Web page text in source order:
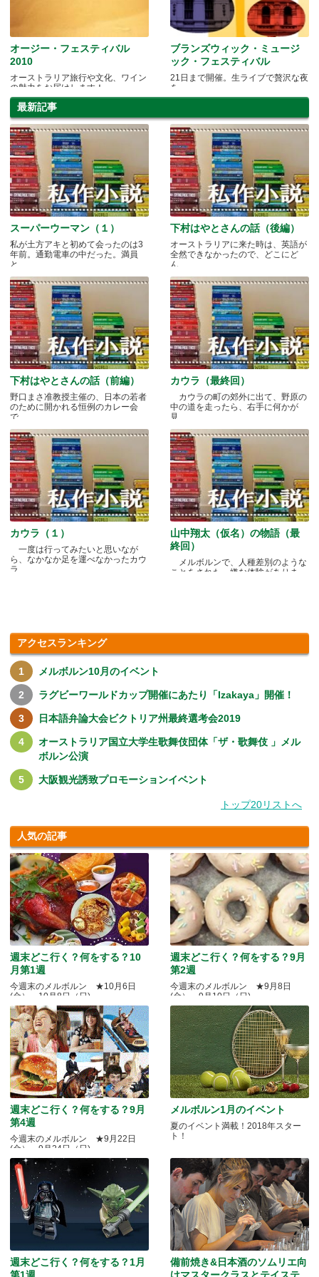
オージー・フェスティバル
2010
オーストラリア旅行や文化、ワイン
の魅力をお届けします！
ブランズウィック・ミュージ
ック・フェスティバル
21日まで開催。生ライブで贅沢な夜
を
最新記事
スーパーウーマン（１）
私が土方アキと初めて会ったのは3
年前。通勤電車の中だった。満員
と.....
下村はやとさんの話（後編）
オーストラリアに来た時は、英語が
全然できなかったので、どこにど
ん.....
下村はやとさんの話（前編）
野口まさ准教授主催の、日本の若者
のために開かれる恒例のカレー会
で.....
カウラ（最終回）
カウラの町の郊外に出て、野原の
中の道を走ったら、右手に何かが
見.....
カウラ（１）
一度は行ってみたいと思いなが
ら、なかなか足を運べなかったカウ
ラ.....
山中翔太（仮名）の物語（最
終回）
メルボルンで、人種差別のような
ことをされた、嫌な体験がありま
アクセスランキング
メルボルン10月のイベント
ラグビーワールドカップ開催にあたり「Izakaya」開催！
日本語弁論大会ビクトリア州最終選考会2019
オーストラリア国立大学生歌舞伎団体「ザ・歌舞伎 」メル
ボルン公演
大阪観光誘致プロモーションイベント
トップ20リストへ
人気の記事
週末どこ行く？何をする？10
月第1週
今週末のメルボルン ★10月6日
(金）～10月8日（日)
週末どこ行く？何をする？9月
第2週
今週末のメルボルン ★9月8日
(金）～9月10日（日)
週末どこ行く？何をする？9月
第4週
今週末のメルボルン ★9月22日
(金）～9月24日（日)
メルボルン1月のイベント
夏のイベント満載！2018年スター
ト！
週末どこ行く？何をする？1月
備前焼き&日本酒のソムリエ向